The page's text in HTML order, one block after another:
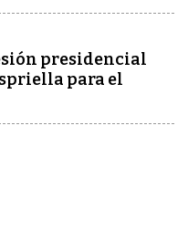
presidencial
para el